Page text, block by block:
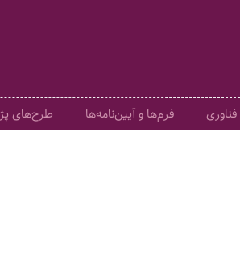
فرم‌ها و آیین‌نامه‌ها طرح‌های